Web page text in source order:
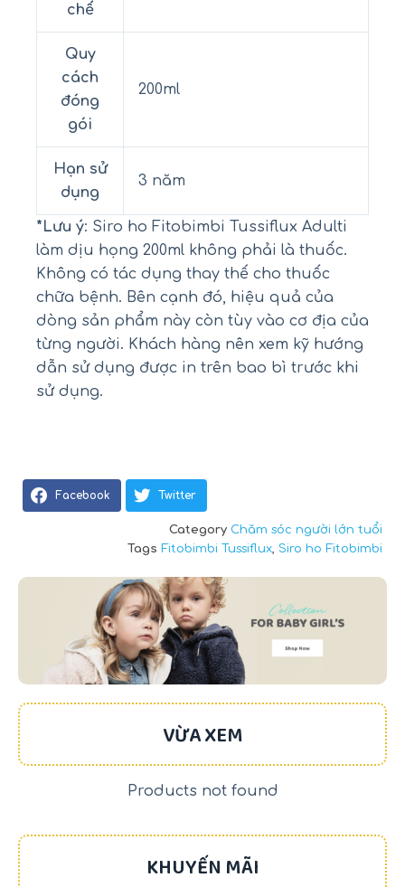
chế
Quy
cách
đóng
gói
200ml
Hạn sử
dụng
3 năm
*Lưu ý: Siro ho Fitobimbi Tussiflux Adulti
làm dịu họng 200ml không phải là thuốc.
Không có tác dụng thay thế cho thuốc
chữa bệnh. Bên cạnh đó, hiệu quả của
dòng sản phẩm này còn tùy vào cơ địa của
từng người. Khách hàng nên xem kỹ hướng
dẫn sử dụng được in trên bao bì trước khi
sử dụng.
Facebook Twitter
Category Chăm sóc người lớn tuổi
Tags Fitobimbi Tussiflux, Siro ho Fitobimbi
VỪA XEM
Products not found
KHUYẾN MÃI